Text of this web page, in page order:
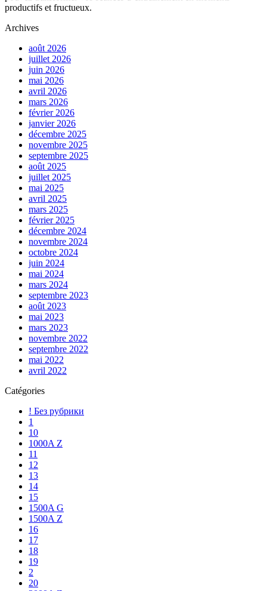
productifs et fructueux.
Archives
août 2026
juillet 2026
juin 2026
mai 2026
avril 2026
mars 2026
février 2026
janvier 2026
décembre 2025
novembre 2025
septembre 2025
août 2025
juillet 2025
mai 2025
avril 2025
mars 2025
février 2025
décembre 2024
novembre 2024
octobre 2024
juin 2024
mai 2024
mars 2024
septembre 2023
août 2023
mai 2023
mars 2023
novembre 2022
septembre 2022
mai 2022
avril 2022
Catégories
! Без рубрики
1
10
1000A Z
11
12
13
14
15
1500A G
1500A Z
16
17
18
19
2
20